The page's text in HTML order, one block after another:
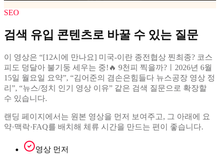
SEO
검색 유입 콘텐츠로 바꿀 수 있는 질문
이 영상은 “[12시에 만나요] 미국-이란 종전협상 찐최종? 코스
피도 덩달아 불기둥 세우는 중!🔥 9천피 찍을까?ㅣ2026년 6월
15일 월요일 요약”, “김어준의 겸손은힘들다 뉴스공장 영상 정
리”, “뉴스/정치 인기 영상 이유” 같은 검색 질문으로 확장할
수 있습니다.
랜딩 페이지에서는 원본 영상을 먼저 보여주고, 그 아래에 요
약·맥락·FAQ를 배치해 체류 시간을 만드는 편이 좋습니다.
영상 먼저